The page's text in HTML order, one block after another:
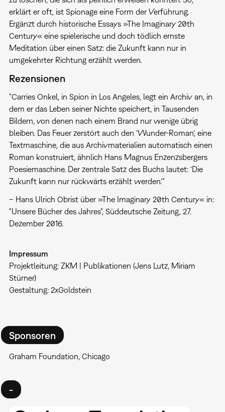
erklärt er oft, ist Spionage eine Form der Verführung.
Ergänzt durch historische Essays »The Imaginary 20th
Century« eine spielerische und doch tödlich ernste
Meditation über einen Satz: die Zukunft kann nur in
umgekehrter Richtung erzählt werden.
Rezensionen
"Carries Onkel, in Spion in Los Angeles, legt ein Archiv an, in
dem er das Leben seiner Nichte speichert, in Tausenden
Bildern, von denen nach einem Brand nur wenige übrig
bleiben. Das Feuer zerstört auch den ‘Wunder-Roman‘, eine
Textmaschine, die aus Archivmaterialien automatisch einen
Roman konstruiert, ähnlich Hans Magnus Enzenzsbergers
Poesiemaschine. Der zentrale Satz des Buchs lautet: ‘Die
Zukunft kann nur rückwärts erzählt werden.‘"
– Hans Ulrich Obrist über »The Imaginary 20th Century« in:
"Unsere Bücher des Jahres", Süddeutsche Zeitung, 27.
Dezember 2016.
Impressum
Projektleitung: ZKM | Publikationen (Jens Lutz, Miriam
Stürner)
Gestaltung: 2xGoldstein
Sponsoren
Graham Foundation, Chicago
-